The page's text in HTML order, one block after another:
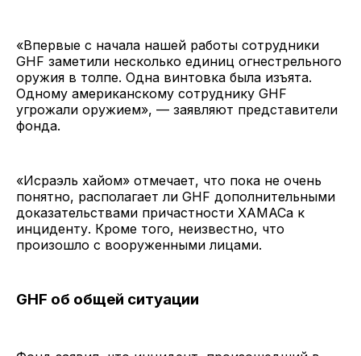
«Впервые с начала нашей работы сотрудники
GHF заметили несколько единиц огнестрельного
оружия в толпе. Одна винтовка была изъята.
Одному американскому сотруднику GHF
угрожали оружием», — заявляют представители
фонда.
«Исраэль хайом» отмечает, что пока не очень
понятно, располагает ли GHF дополнительными
доказательствами причастности ХАМАСа к
инциденту. Кроме того, неизвестно, что
произошло с вооруженными лицами.
GHF об общей ситуации